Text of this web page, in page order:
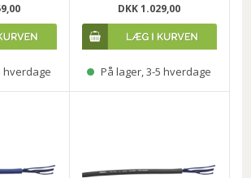
hverdage
DKK 1.029,00
På lager, 3-5 hverdage